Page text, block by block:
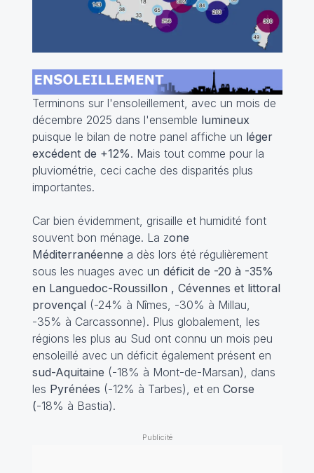
Terminons sur l'ensoleillement, avec un mois de
décembre 2025 dans l'ensemble lumineux
puisque le bilan de notre panel affiche un léger
excédent de +12%. Mais tout comme pour la
pluviométrie, ceci cache des disparités plus
importantes.
Car bien évidemment, grisaille et humidité font
souvent bon ménage. La zone
Méditerranéenne a dès lors été régulièrement
sous les nuages avec un déficit de -20 à -35%
en Languedoc-Roussillon , Cévennes et littoral
provençal (-24% à Nîmes, -30% à Millau,
-35% à Carcassonne). Plus globalement, les
régions les plus au Sud ont connu un mois peu
ensoleillé avec un déficit également présent en
sud-Aquitaine (-18% à Mont-de-Marsan), dans
les Pyrénées (-12% à Tarbes), et en Corse
(-18% à Bastia).